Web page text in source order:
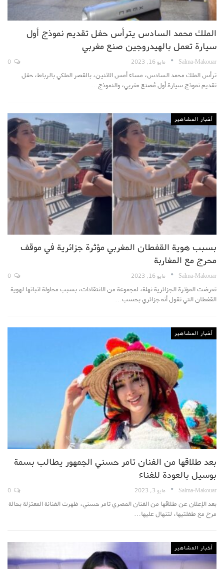
الملك محمد السادس يترأس حفل تقديم نموذج أول
سيارة تعمل بالهيدروجين صنع مغربي
Salma-Makouar مايو 16, 2023
ترأس الملك محمد السادس، مساء أمس الاثنين، بالقصر الملكي بالرباط، حفل
تقديم نموذج سيارة أول مُصنع مغربي، والنموذج…
أخبار المشاهير
بسبب هوية القفطان المغربي مؤثرة جزائرية في موقف
محرج مع المغاربة
Salma-Makouar مايو 16, 2023
تعرضت المؤثرة الجزائرية نهلة، لمجموعة من الانتقادات، بسبب محاولة اتباتها لهوية
القفطان التي تقول أنه جزائري بحسب…
أخبار المشاهير
بعد طلاقها من الفنان تامر حسني الجمهور يطالب بسمة
بوسيل بالعودة للغناء
Salma-Makouar مايو 3, 2023
بعد الإعلان عن طلاقها من الفنان المصري تامر حسني، ظهرت الفنانة المعتزلة بحالة
مرح مع طفلتيها، لتنهال عليها…
أخبار المشاهير